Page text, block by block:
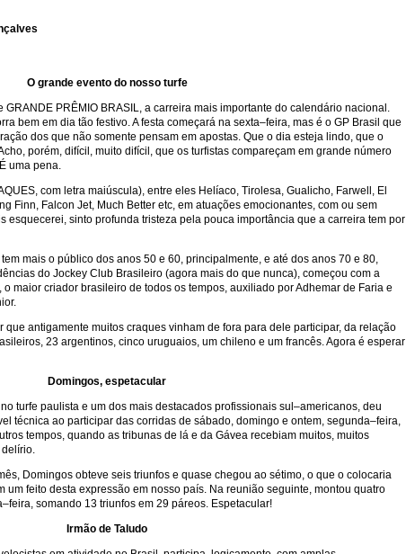
O grande evento do nosso turfe
GRANDE PRÊMIO BRASIL, a carreira mais importante do calendário nacional.
bem em dia tão festivo. A festa começará na sexta–feira, mas é o GP Brasil que
dos que não somente pensam em apostas. Que o dia esteja lindo, que o
porém, difícil, muito difícil, que os turfistas compareçam em grande número
uma pena.
com letra maiúscula), entre eles Helíaco, Tirolesa, Gualicho, Farwell, El
Finn, Falcon Jet, Much Better etc, em atuações emocionantes, com ou sem
esquecerei, sinto profunda tristeza pela pouca importância que a carreira tem por
mais o público dos anos 50 e 60, principalmente, e até dos anos 70 e 80,
do Jockey Club Brasileiro (agora mais do que nunca), começou com a
maior criador brasileiro de todos os tempos, auxiliado por Adhemar de Faria e
que antigamente muitos craques vinham de fora para dele participar, da relação
23 argentinos, cinco uruguaios, um chileno e um francês. Agora é esperar
Domingos, espetacular
turfe paulista e um dos mais destacados profissionais sul–americanos, deu
técnica ao participar das corridas de sábado, domingo e ontem, segunda–feira,
tempos, quando as tribunas de lá e da Gávea recebiam muitos, muitos
delírio.
Domingos obteve seis triunfos e quase chegou ao sétimo, o que o colocaria
um feito desta expressão em nosso país. Na reunião seguinte, montou quatro
somando 13 triunfos em 29 páreos. Espetacular!
Irmão de Taludo